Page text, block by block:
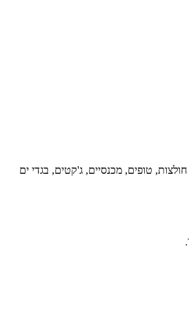
חולצות, טופים, מכנסיים, ג'קטים, בגדי ים
.